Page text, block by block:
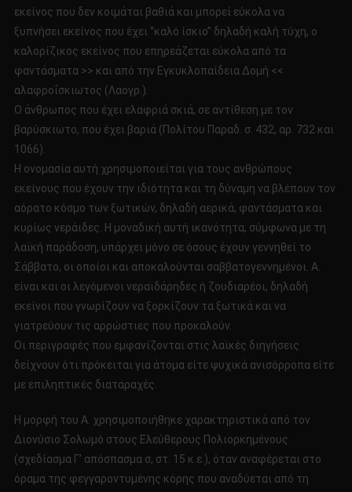
εκείνος που δεν κοιμάται βαθιά και μπορεί εύκολα να
ξυπνήσει εκείνος που έχει “καλό ίσκιο” δηλαδή καλή τύχη, ο
καλορίζικος εκείνος που επηρεάζεται εύκολα από τα
φαντάσματα >> και από την Εγκυκλοπαίδεια Δομή <<
αλαφροΐσκιωτος (Λαογρ.).
Ο άνθρωπος που έχει ελαφριά σκιά, σε αντίθεση με τον
βαρύσκιωτο, που έχει βαριά (Πολίτου Παραδ. σ. 432, αρ. 732 και
1066).
Η ονομασία αυτή χρησιμοποιείται για τους ανθρώπους
εκείνους που έχουν την ιδιότητα και τη δύναμη να βλέπουν τον
αόρατο κόσμο των ξωτικών, δηλαδή αερικά, φαντάσματα και
κυρίως νεράιδες. Η μοναδική αυτή ικανότητα, σύμφωνα με τη
λαϊκή παράδοση, υπάρχει μόνο σε όσους έχουν γεννηθεί το
Σάββατο, οι οποίοι και αποκαλούνται σαββατογεννημένοι. Α.
είναι και οι λεγόμενοι νεραϊδάρηδες ή ζουδιαρέοι, δηλαδή
εκείνοι που γνωρίζουν να ξορκίζουν τα ξωτικά και να
γιατρεύουν τις αρρώστιες που προκαλούν.
Οι περιγραφές που εμφανίζονται στις λαϊκές διηγήσεις
δείχνουν ότι πρόκειται για άτομα είτε ψυχικά ανισόρροπα είτε
με επιληπτικές διαταραχές.
Η μορφή του Α. χρησιμοποιήθηκε χαρακτηριστικά από τον
Διονύσιο Σολωμό στους Ελεύθερους Πολιορκημένους
(σχεδίασμα Γ’ απόσπασμα σ, στ. 15 κ.ε.), όταν αναφέρεται στο
όραμα της φεγγαροντυμένης κόρης που αναδύεται από τη